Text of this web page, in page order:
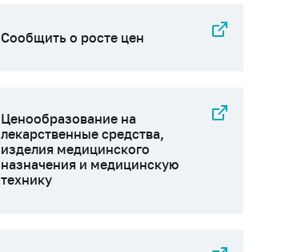
Сообщить о росте цен
Ценообразование на
лекарственные средства,
изделия медицинского
назначения и медицинскую
технику